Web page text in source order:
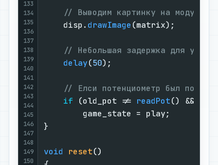
133
134
135
136
137
138
139
140
141
142
143
144
145
146
147
148
149
150
// Выводим картинку на модуль
    disp.
drawImage (matrix);
// Небольшая задержка для
delay(50);
// Елси потенциометр был
if (old_pot != readPot() &&
        game_state = play;
}
void reset()